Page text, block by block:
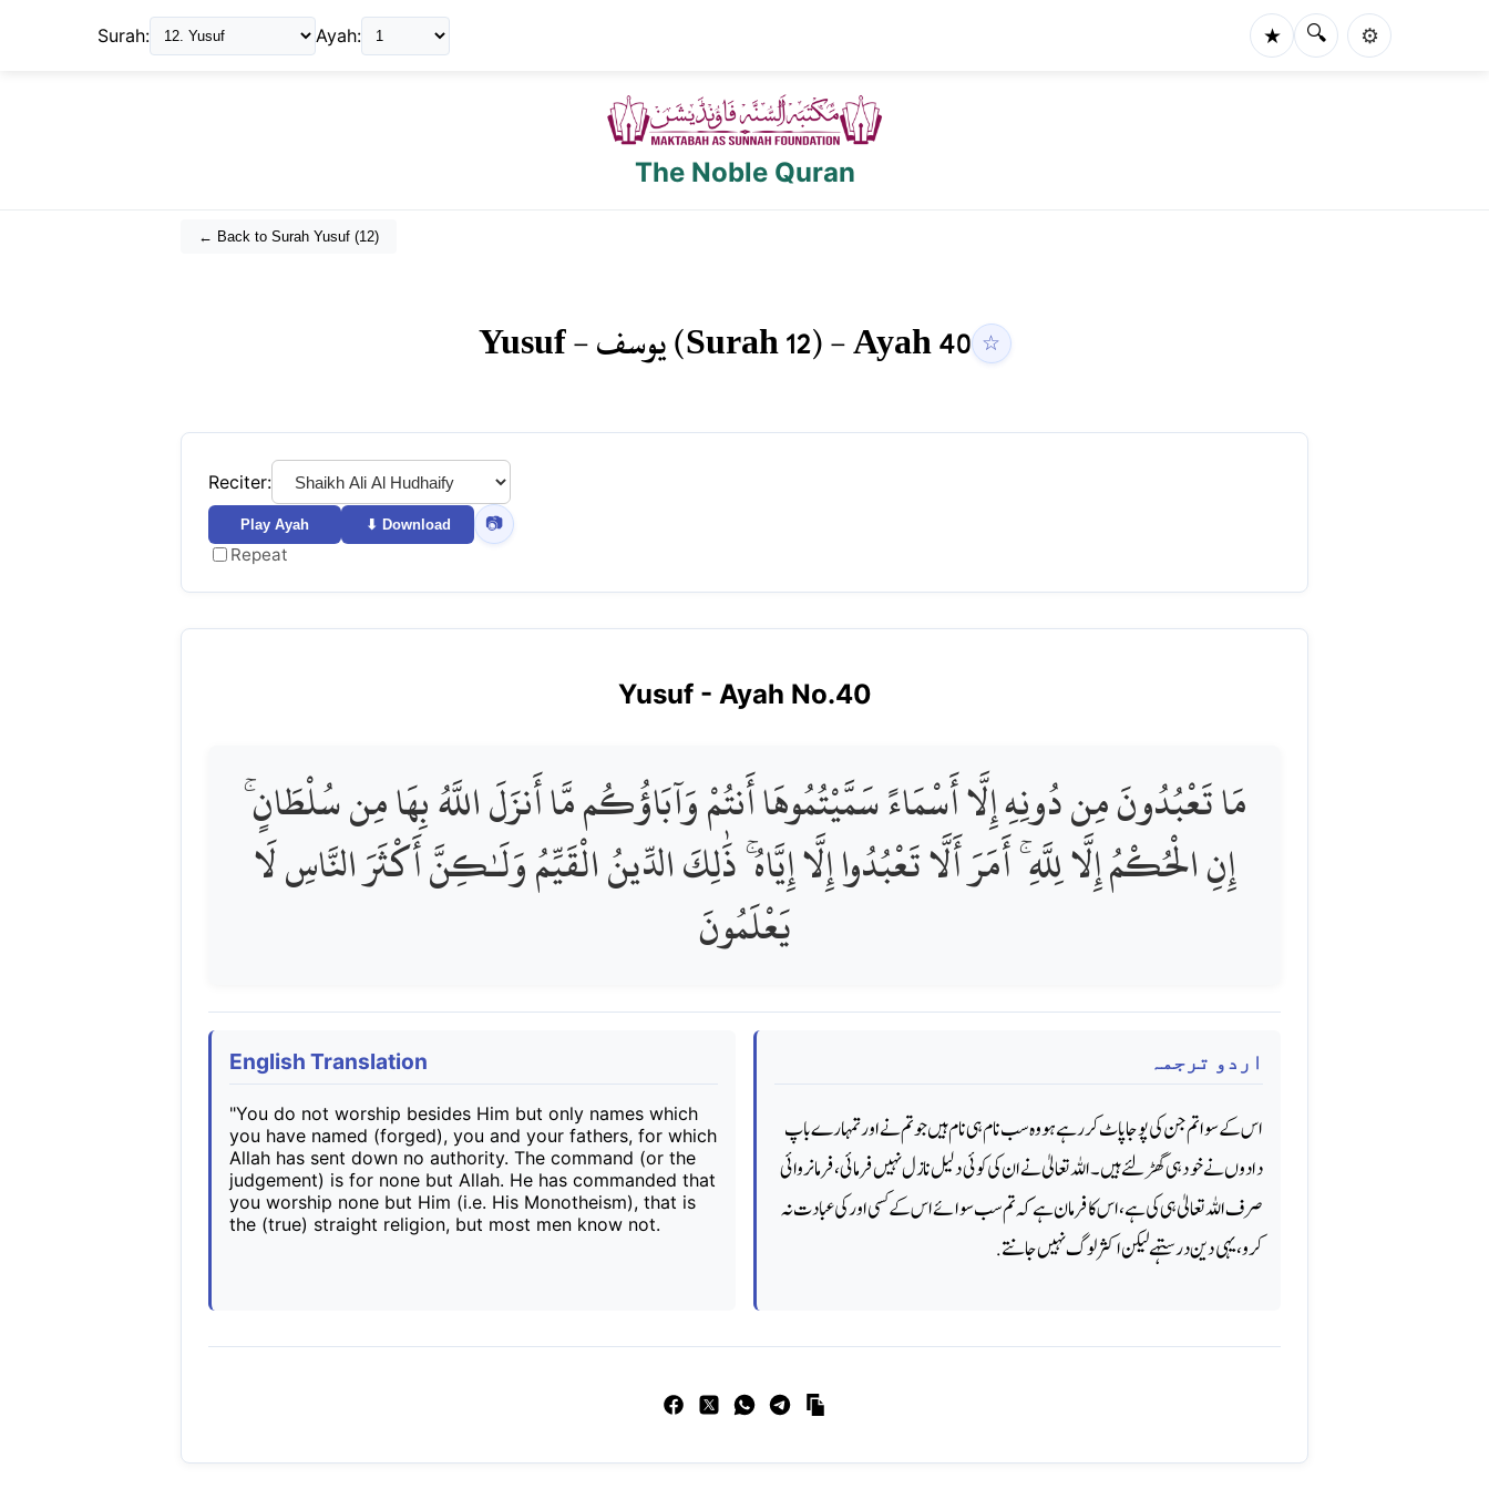
Surah: Ayah: ★ 🔍 ⚙️
The Noble Quran
← Back to Surah Yusuf (12)
Yusuf-يوسف(Surah12) - Ayah40 ☆
Reciter:
Play Ayah ⬇ Download 📷
Repeat
Yusuf- Ayah No.40
مَا تَعْبُدُونَ مِن دُونِهِ إِلَّا أَسْمَاءً سَمَّيْتُمُوهَا أَنتُمْ وَآبَاؤُكُم مَّا أَنزَلَ اللَّهُ بِهَا مِن سُلْطَانٍ ۚ
إِنِ الْحُكْمُ إِلَّا لِلَّهِ ۚ أَمَرَ أَلَّا تَعْبُدُوا إِلَّا إِيَّاهُ ۚ ذَٰلِكَ الدِّينُ الْقَيِّمُ وَلَـٰكِنَّ أَكْثَرَ النَّاسِ لَا
يَعْلَمُونَ
English Translation
"You do not worship besides Him but only names which
you have named (forged), you and your fathers, for which
Allah has sent down no authority. The command (or the
judgement) is for none but Allah. He has commanded that
you worship none but Him (i.e. His Monotheism), that is
the (true) straight religion, but most men know not.
اردو ترجمہ
اس کے سوا تم جن کی پوجا پاٹ کر رہے ہو وه سب نام ہی نام ہیں جو تم نے اور تمہارے باپ
دادوں نے خود ہی گھڑ لئے ہیں۔ اللہ تعالیٰ نے ان کی کوئی دلیل نازل نہیں فرمائی ، فرمانروائی
صرف اللہ تعالیٰ ہی کی ہے، اس کا فرمان ہے کہ تم سب سوائے اس کے کسی اور کی عبادت نہ
کرو، یہی دین درستہے لیکن اکثر لوگ نہیں جانتے.